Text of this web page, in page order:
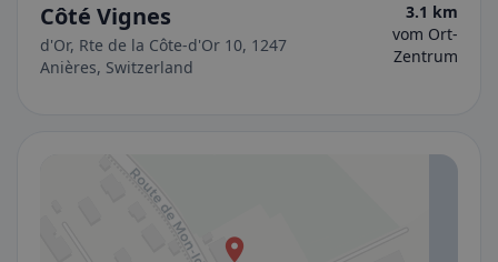
Côté Vignes
d'Or, Rte de la Côte-d'Or 10, 1247
Anières, Switzerland
3.1 km
vom Ort-
Zentrum